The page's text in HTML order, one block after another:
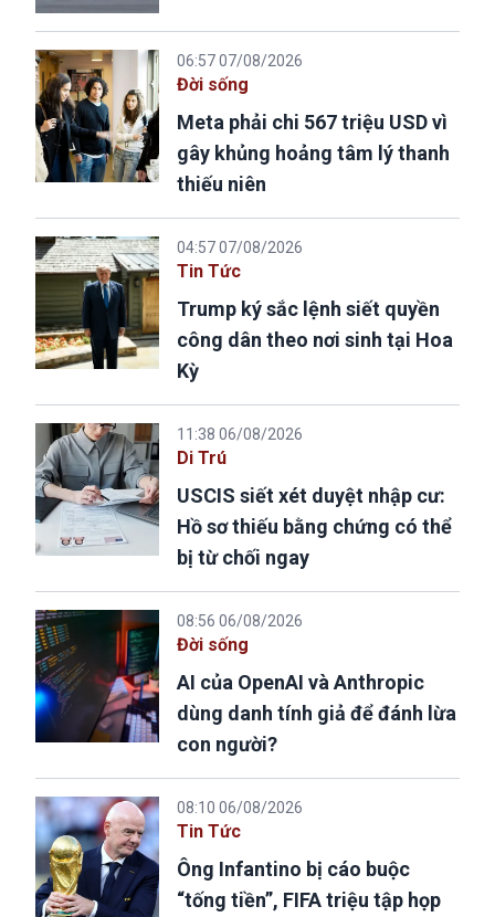
06:57 07/08/2026
Đời sống
Meta phải chi 567 triệu USD vì
gây khủng hoảng tâm lý thanh
thiếu niên
04:57 07/08/2026
Tin Tức
Trump ký sắc lệnh siết quyền
công dân theo nơi sinh tại Hoa
Kỳ
11:38 06/08/2026
Di Trú
USCIS siết xét duyệt nhập cư:
Hồ sơ thiếu bằng chứng có thể
bị từ chối ngay
08:56 06/08/2026
Đời sống
AI của OpenAI và Anthropic
dùng danh tính giả để đánh lừa
con người?
08:10 06/08/2026
Tin Tức
Ông Infantino bị cáo buộc
“tống tiền”, FIFA triệu tập họp